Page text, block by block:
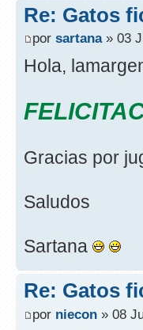
Re: Gatos
por sartana» 03
Hola,
Gracias por
Saludos
Sartana
Re: Gatos
por niecon » 08